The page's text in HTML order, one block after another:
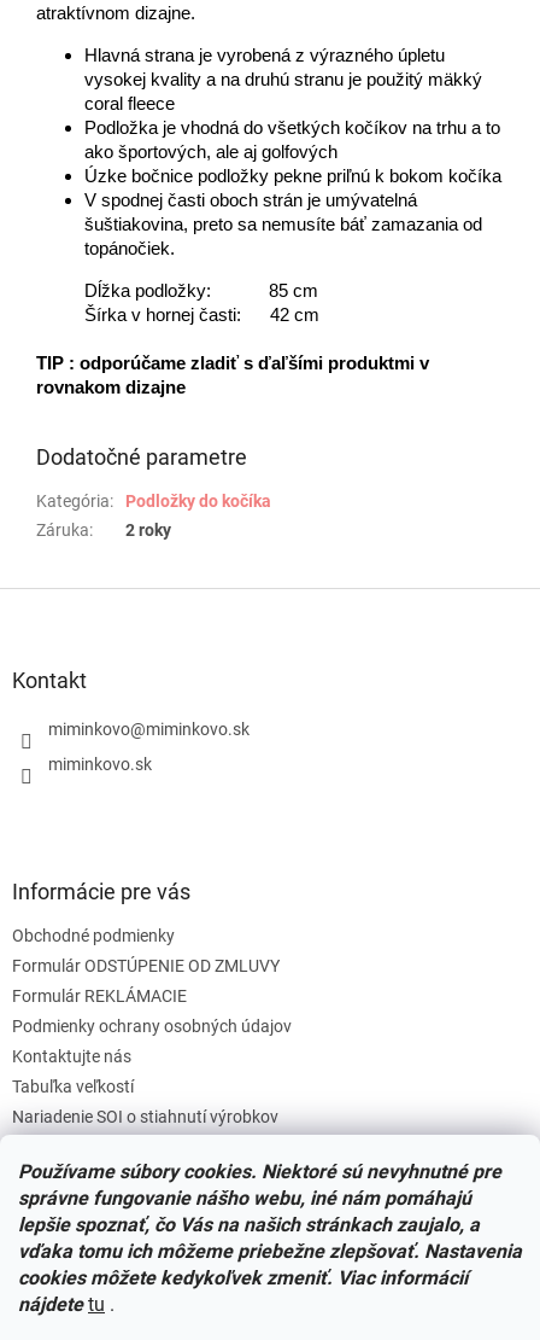
Používame súbory cookies. Niektoré sú nevyhnutné pre
správne fungovanie nášho webu, iné nám pomáhajú
lepšie spoznať, čo Vás na našich stránkach zaujalo, a
vďaka tomu ich môžeme priebežne zlepšovať. Nastavenia
cookies môžete kedykoľvek zmeniť. Viac informácií
nájdete tu .
atraktívnom dizajne.
Hlavná strana je vyrobená z výrazného úpletu
vysokej kvality a na druhú stranu je použitý mäkký
coral fleece
Podložka je vhodná do všetkých kočíkov na trhu a to
ako športových, ale aj golfových
Úzke bočnice podložky pekne priľnú k bokom kočíka
V spodnej časti oboch strán je umývatelná
šuštiakovina, preto sa nemusíte báť zamazania od
topánočiek.
Dĺžka podložky: 85 cm
Šírka v hornej časti: 42 cm
TIP : odporúčame zladiť s ďaľšími produktmi v
rovnakom dizajne
Dodatočné parametre
Kategória:
Podložky do kočíka
Záruka: 2 roky
Kontakt
miminkovo@miminkovo.sk
miminkovo.sk
Informácie pre vás
Obchodné podmienky
Formulár ODSTÚPENIE OD ZMLUVY
Formulár REKLÁMACIE
Podmienky ochrany osobných údajov
Kontaktujte nás
Tabuľka veľkostí
Nariadenie SOI o stiahnutí výrobkov
Zásady súborov COOKIES
Facebook